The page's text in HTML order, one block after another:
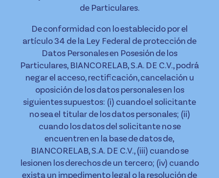
de Particulares.
De conformidad con lo establecido por el
artículo 34 de la Ley Federal de protección de
Datos Personales en Posesión de los
Particulares, BIANCORELAB, S.A. DE C.V., podrá
negar el acceso, rectificación, cancelación u
oposición de los datos personales en los
siguientes supuestos: (i) cuando el solicitante
no sea el titular de los datos personales; (ii)
cuando los datos del solicitante no se
encuentren en la base de datos de,
BIANCORELAB, S.A. DE C.V., (iii) cuando se
lesionen los derechos de un tercero; (iv) cuando
exista un impedimento legal o la resolución de